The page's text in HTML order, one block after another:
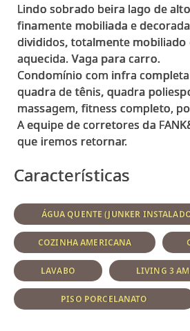
Lindo sobrado beira lago de
finamente mobiliada e
divididos, totalmente mobiliado
aquecida. Vaga para carro.
Condomínio com infra
quadra de tênis, quadra
massagem, fitness completo,
A equipe de corretores da
Características
ÁGUA QUENTE (JUNKER
COZINHA AMERICANA
LAVABO LIVING 3
PISO PORCELANATO